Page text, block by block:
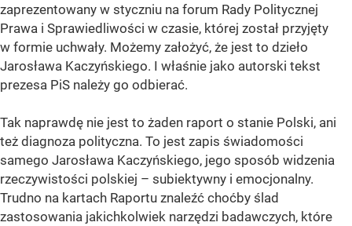
zaprezentowany w styczniu na forum Rady Politycznej
Prawa i Sprawiedliwości w czasie, której został przyjęty
w formie uchwały. Możemy założyć, że jest to dzieło
Jarosława Kaczyńskiego. I właśnie jako autorski tekst
prezesa PiS należy go odbierać.
Tak naprawdę nie jest to żaden raport o stanie Polski, ani
też diagnoza polityczna. To jest zapis świadomości
samego Jarosława Kaczyńskiego, jego sposób widzenia
rzeczywistości polskiej – subiektywny i emocjonalny.
Trudno na kartach Raportu znaleźć choćby ślad
zastosowania jakichkolwiek narzędzi badawczych, które